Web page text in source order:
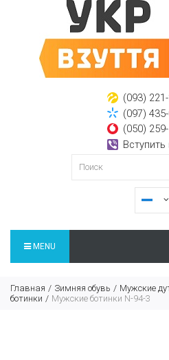
(093)
(097)
(050)
MENU
Главная Зимняя обувь Мужские
ботинки
Мужские ботинки N-94-3